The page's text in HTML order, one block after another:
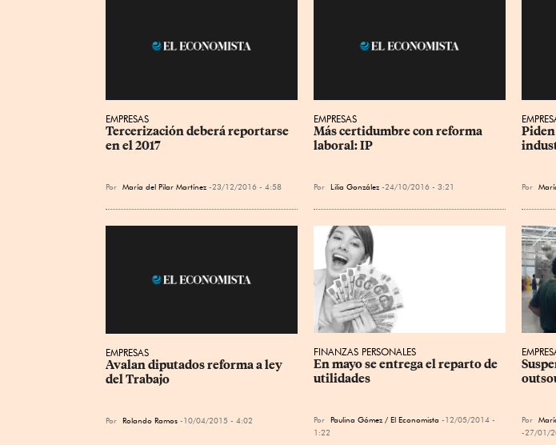
EMPRESAS
Tercerización deberá reportarse
en el 2017
Por María del Pilar Martínez 23/12/2016 - 4:58
EMPRESAS
Más certidumbre con reforma
laboral: IP
Por Lilia González 24/10/2016 - 3:21 Por
EMPRESAS
Avalan diputados reforma a ley
del Trabajo
Por Rolando Ramos 10/04/2015 - 4:02
FINANZAS PERSONALES
En mayo se entrega el reparto de
utilidades
Por Paulina Gómez / El Economista
12/05/2014 -
1:22
Por
27/01/